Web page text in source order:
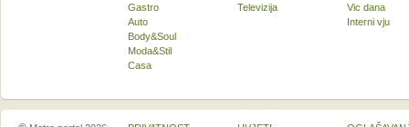
Gastro
Auto
Body&Soul
Moda&Stil
Casa
Televizija
Vic dana
Interni vju